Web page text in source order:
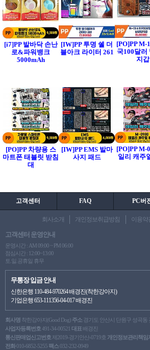
[i7]PP 발바닥 손난
로&파워뱅크
5000mAh
[IW]PP 투명 쉘 더
블아크 라이터 261
[PO]PP M-
국100달러
지갑
[PO]PP 차량용 스
마트폰 태블릿 받침
대
[IW]PP EMS 발마
사지 패드
[PO]PP M-
일리 캐주
고객센터 FAQ PC버
회사소개 개인정보취급방침 이용약
고객센터 운영안내
운영시간 : AM 09:00 ~ PM 06:00
점심시간 : 12:00~13:00
토.일.공휴일 휴무
무통장 입금 안내
신한은행 110-484-970264 배경진(착한강아지)
기업은행 653-111356-04-017 배경진
회사명 착한강아지(Good Dog) 주소 경기도 안산시 단원구 성곡동
사업자등록번호491-34-00521 대표 배경진
통신판매업신고번호 제2019-경기안산-0719호 개인정보관리책임
전화010-6852-5255 팩스032-232-0949